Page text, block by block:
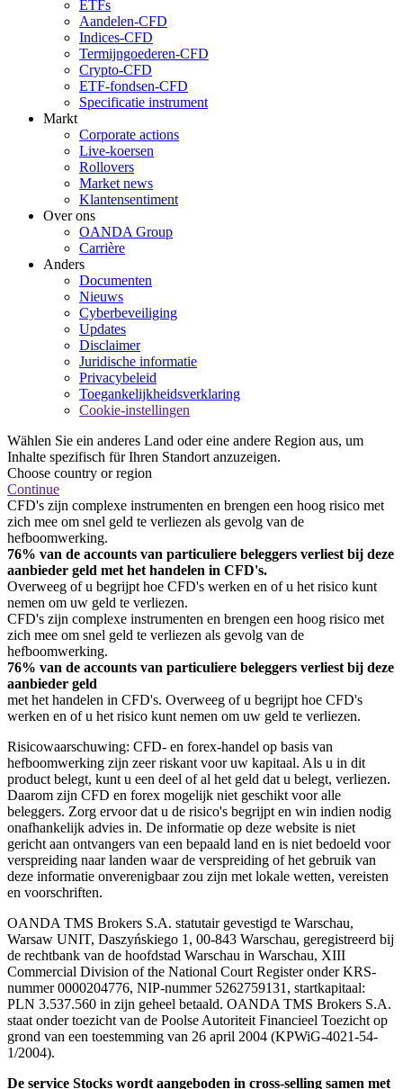
ETFs
Aandelen-CFD
Indices-CFD
Termijngoederen-CFD
Crypto-CFD
ETF-fondsen-CFD
Specificatie instrument
Markt
Corporate actions
Live-koersen
Rollovers
Market news
Klantensentiment
Over ons
OANDA Group
Carrière
Anders
Documenten
Nieuws
Cyberbeveiliging
Updates
Disclaimer
Juridische informatie
Privacybeleid
Toegankelijkheidsverklaring
Cookie-instellingen
Wählen Sie ein anderes Land oder eine andere Region aus, um
Inhalte spezifisch für Ihren Standort anzuzeigen.
Choose country or region
Continue
CFD's zijn complexe instrumenten en brengen een hoog risico met
zich mee om snel geld te verliezen als gevolg van de
hefboomwerking.
76% van de accounts van particuliere beleggers verliest bij deze
aanbieder geld met het handelen in CFD's.
Overweeg of u begrijpt hoe CFD's werken en of u het risico kunt
nemen om uw geld te verliezen.
CFD's zijn complexe instrumenten en brengen een hoog risico met
zich mee om snel geld te verliezen als gevolg van de
hefboomwerking.
76% van de accounts van particuliere beleggers verliest bij deze
aanbieder geld
met het handelen in CFD's. Overweeg of u begrijpt hoe CFD's
werken en of u het risico kunt nemen om uw geld te verliezen.
Risicowaarschuwing: CFD- en forex-handel op basis van
hefboomwerking zijn zeer riskant voor uw kapitaal. Als u in dit
product belegt, kunt u een deel of al het geld dat u belegt, verliezen.
Daarom zijn CFD en forex mogelijk niet geschikt voor alle
beleggers. Zorg ervoor dat u de risico's begrijpt en win indien nodig
onafhankelijk advies in. De informatie op deze website is niet
gericht aan ontvangers van een bepaald land en is niet bedoeld voor
verspreiding naar landen waar de verspreiding of het gebruik van
deze informatie onverenigbaar zou zijn met lokale wetten, vereisten
en voorschriften.
OANDA TMS Brokers S.A. statutair gevestigd te Warschau,
Warsaw UNIT, Daszyńskiego 1, 00-843 Warschau, geregistreerd bij
de rechtbank van de hoofdstad Warschau in Warschau, XIII
Commercial Division of the National Court Register onder KRS-
nummer 0000204776, NIP-nummer 5262759131, startkapitaal:
PLN 3.537.560 in zijn geheel betaald. OANDA TMS Brokers S.A.
staat onder toezicht van de Poolse Autoriteit Financieel Toezicht op
grond van een toestemming van 26 april 2004 (KPWiG-4021-54-
1/2004).
De service Stocks wordt aangeboden in cross-selling samen met